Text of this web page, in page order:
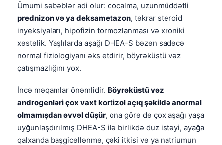
Ümumi səbəblər adi olur: qocalma, uzunmüddətli
prednizon və ya deksametazon, təkrar steroid
inyeksiyaları, hipofizin tormozlanması və xroniki
xəstəlik. Yaşlılarda aşağı DHEA-S bəzən sadəcə
normal fiziologiyanı əks etdirir, böyrəküstü vəz
çatışmazlığını yox.
İncə məqamlar önəmlidir. Böyrəküstü vəz
androgenləri çox vaxt kortizol açıq şəkildə anormal
olmamışdan əvvəl düşür, ona görə də çox aşağı yaşa
uyğunlaşdırılmış DHEA-S ilə birlikdə duz istəyi, ayağa
qalxanda başgicəllənmə, çəki itkisi və ya natriumun
Latviešu valoda
Македонски јазик
Euskara
Gàidhlig
Occitan
العربية المغربية
Afrikaans
Монгол
ພາສາລາວ